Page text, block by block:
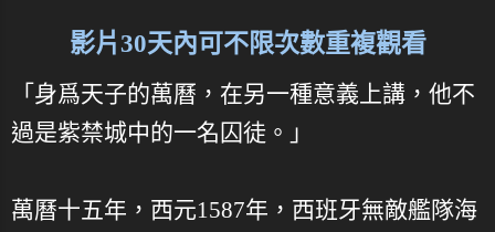
影片30天內可不限次數重複觀看
「身爲天子的萬曆，在另一種意義上講，他不
過是紫禁城中的一名囚徒。」
萬曆十五年，西元1587年，西班牙無敵艦隊海